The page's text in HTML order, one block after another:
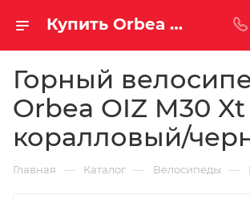
Купить Orbea OIZ M30 Xt 2021 коралловый/черный за рублей, а со скидкой
Горный
Orbea OIZ M30 Xt
коралловый/
Главная — Каталог — Велосипеды —